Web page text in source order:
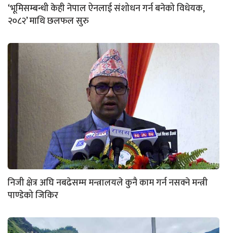
‘भूमिसम्बन्धी केही नेपाल ऐनलाई संशोधन गर्न बनेको विधेयक,
२०८२’ माथि छलफल सुरु
निजी क्षेत्र अघि नबढेसम्म मन्त्रालयले कुनै काम गर्न नसक्ने मन्त्री
पाण्डेको जिकिर